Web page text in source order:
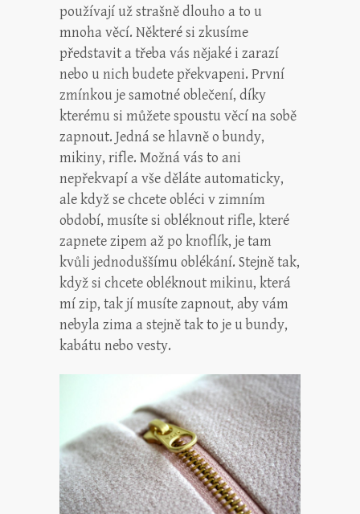
používají už strašně dlouho a to u
mnoha věcí. Některé si zkusíme
představit a třeba vás nějaké i zarazí
nebo u nich budete překvapeni. První
zmínkou je samotné oblečení, díky
kterému si můžete spoustu věcí na sobě
zapnout. Jedná se hlavně o bundy,
mikiny, rifle. Možná vás to ani
nepřekvapí a vše děláte automaticky,
ale když se chcete obléci v zimním
období, musíte si obléknout rifle, které
zapnete zipem až po knoflík, je tam
kvůli jednoduššímu oblékání. Stejně tak,
když si chcete obléknout mikinu, která
mí zip, tak jí musíte zapnout, aby vám
nebyla zima a stejně tak to je u bundy,
kabátu nebo vesty.